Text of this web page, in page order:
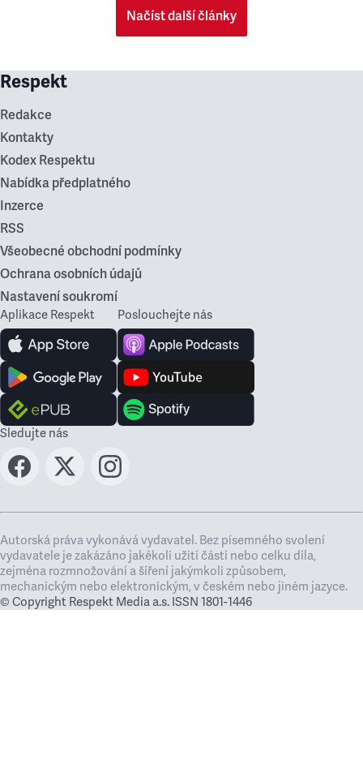
Načíst další články
Respekt
Redakce
Kontakty
Kodex Respektu
Nabídka předplatného
Inzerce
RSS
Všeobecné obchodní podmínky
Ochrana osobních údajů
Nastavení soukromí
Aplikace Respekt Poslouchejte nás
Sledujte nás
Autorská práva vykonává vydavatel. Bez písemného svolení
vydavatele je zakázáno jakékoli užití částí nebo celku díla,
zejména rozmnožování a šíření jakýmkoli způsobem,
mechanickým nebo elektronickým, v českém nebo jiném jazyce.
© Copyright Respekt Media a.s. ISSN 1801-1446